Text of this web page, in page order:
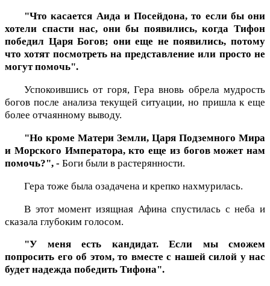
"Что касается Аида и Посейдона, то если бы они
хотели спасти нас, они бы появились, когда Тифон
победил Царя Богов; они еще не появились, потому
что хотят посмотреть на представление или просто не
могут помочь".
Успокоившись от горя, Гера вновь обрела мудрость
богов после анализа текущей ситуации, но пришла к еще
более отчаянному выводу.
"Но кроме Матери Земли, Царя Подземного Мира
и Морского Императора, кто еще из богов может нам
помочь?", - Боги были в растерянности.
Гера тоже была озадачена и крепко нахмурилась.
В этот момент изящная Афина спустилась с неба и
сказала глубоким голосом.
"У меня есть кандидат. Если мы сможем
попросить его об этом, то вместе с нашей силой у нас
будет надежда победить Тифона".